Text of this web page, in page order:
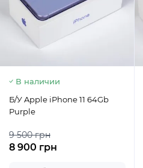
В наличии
Б/У Apple iPhone 11 64Gb
Purple
9 500 грн
8 900 грн